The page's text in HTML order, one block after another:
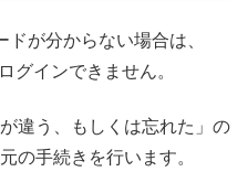
が分からない場合は、
グインできません。
違う、もしくは忘れた」の
の手続きを行います。